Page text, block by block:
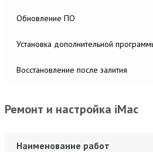
Обновление ПО
Установка дополнительной
Восстановление после залития
Ремонт и настройка iMac
Наименование работ